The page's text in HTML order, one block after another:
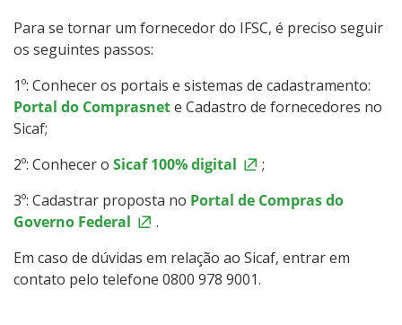
Para se tornar um fornecedor do IFSC, é preciso seguir
os seguintes passos:
1º: Conhecer os portais e sistemas de cadastramento:
Portal do Comprasnete Cadastro de fornecedores no
Sicaf;
2º: Conhecer o Sicaf 100% digital
;
3º: Cadastrar proposta no Portal de Compras do
Governo Federal
.
Em caso de dúvidas em relação ao Sicaf, entrar em
contato pelo telefone 0800 978 9001.